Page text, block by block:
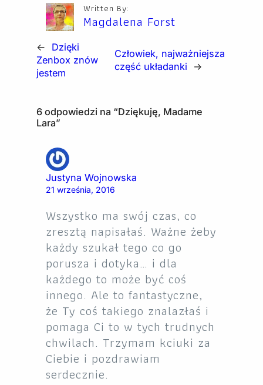
Written By:
Magdalena Forst
←
Dzięki
Zenbox znów
jestem
Człowiek, najważniejsza
część układanki
→
6 odpowiedzi na “Dziękuję, Madame
Lara”
Justyna Wojnowska
21 września, 2016
Wszystko ma swój czas, co
zresztą napisałaś. Ważne żeby
każdy szukał tego co go
porusza i dotyka… i dla
każdego to może być coś
innego. Ale to fantastyczne,
że Ty coś takiego znalazłaś i
pomaga Ci to w tych trudnych
chwilach. Trzymam kciuki za
Ciebie i pozdrawiam
serdecznie.